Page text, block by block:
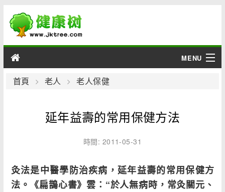
MENU
男性
綜合
首頁 老人 老人保健
延年益壽的常用保健方法
時間: 2011-05-31
灸法是中醫學防治疾病，延年益壽的常用保健方
法。《扁鵲心書》雲：“於人無病時，常灸關元、